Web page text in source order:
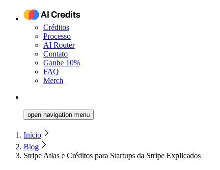
Créditos
Processo
AI Router
Contato
Ganhe 10%
FAQ
Merch
open navigation menu
Início
Blog
Stripe Atlas e Créditos para Startups da Stripe Explicados